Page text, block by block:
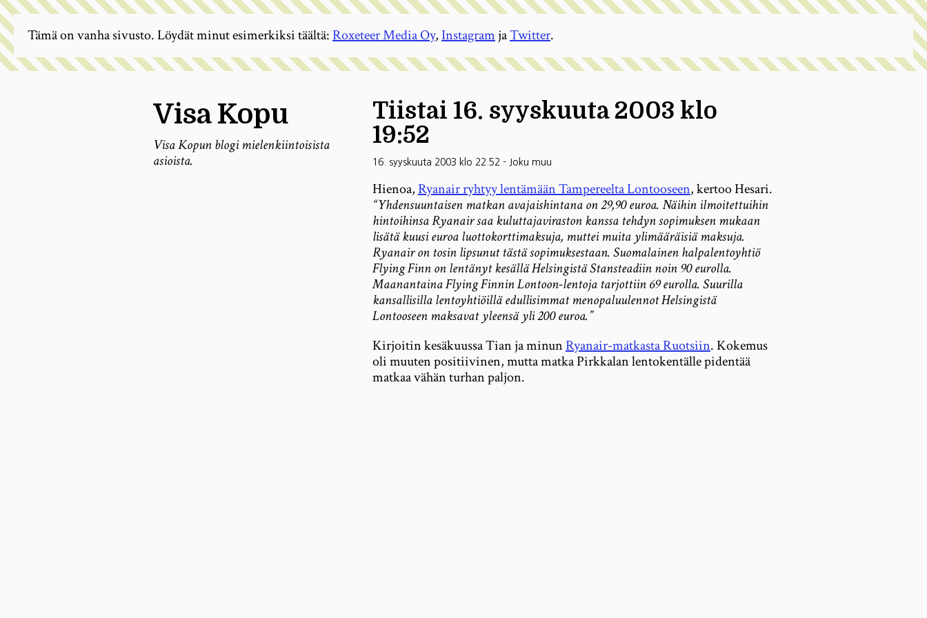
Visa Kopu
Visa Kopun blogi mielenkiintoisista
asioista.
Tiistai 16. syyskuuta 2003 klo
19:52
16. syyskuuta 2003 klo 22.52 - Joku muu
Hienoa,Ryanair ryhtyy lentämään Tampereelta Lontooseen, kertoo Hesari.
“Yhdensuuntaisen matkan avajaishintana on 29,90 euroa. Näihin ilmoitettuihin
hintoihinsa Ryanair saa kuluttajaviraston kanssa tehdyn sopimuksen mukaan
lisätä kuusi euroa luottokorttimaksuja, muttei muita ylimääräisiä maksuja.
Ryanair on tosin lipsunut tästä sopimuksestaan. Suomalainen halpalentoyhtiö
Flying Finn on lentänyt kesällä Helsingistä Stansteadiin noin 90 eurolla.
Maanantaina Flying Finnin Lontoon-lentoja tarjottiin 69 eurolla. Suurilla
kansallisilla lentoyhtiöillä edullisimmat menopaluulennot Helsingistä
Lontooseen maksavat yleensä yli 200 euroa.”
Kirjoitin kesäkuussa Tian ja minunRyanair-matkasta Ruotsiin. Kokemus
oli muuten positiivinen, mutta matka Pirkkalan lentokentälle pidentää
matkaa vähän turhan paljon.
Tämä on vanha sivusto. Löydät minut esimerkiksi täältä:Roxeteer Media Oy,InstagramjaTwitter.